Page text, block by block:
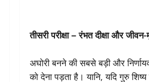
तीसरी परीक्षा – रंभत दीक्षा और
अघोरी बनने की सबसे बड़ी और
को देना पड़ता है। यानि, यदि गुरु